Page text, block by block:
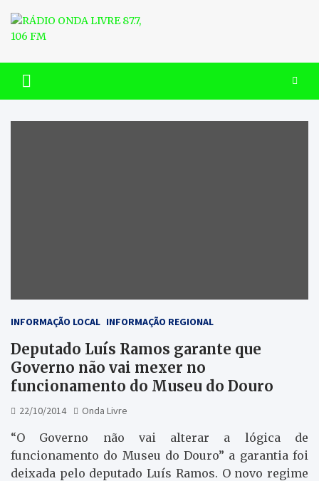
content
RÁDIO ONDA LIVRE 87.7, 106
FM
INFORMAÇÃO LOCAL INFORMAÇÃO REGIONAL
Deputado Luís Ramos garante que
Governo não vai mexer no
funcionamento do Museu do Douro
22/10/2014 Onda Livre
“O Governo não vai alterar a lógica de
funcionamento do Museu do Douro” a garantia foi
deixada pelo deputado Luís Ramos. O novo regime